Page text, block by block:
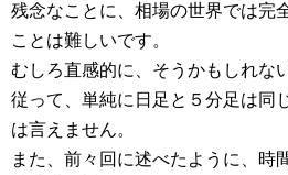
残念なことに、相場の世界では完
ことは難しいです。
むしろ直感的に、そうかもしれな
従って、単純に日足と５分足は同
は言えません。
また、前々回に述べたように、時